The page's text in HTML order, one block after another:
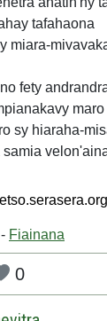
tafahaona
miara-
fety
maro
sy hiaraha-
- Fiainana
0